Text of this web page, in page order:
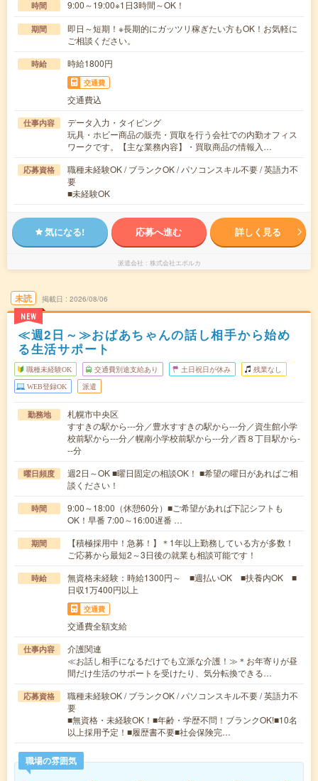
時間 9:00～19:00※1日3時間～OK！
期間
即日～短期！※長期的にガッツリ稼ぎたい方もOK！お気軽に
ご相談ください。
時給 時給1800円
交通費
交通費込
仕事内容
データ入力・タイピング
玩具・ホビー商品の販売・買取を行う会社での内勤オフィス
ワークです。【主な業務内容】・買取商品の情報入…
応募資格
職種未経験OK / ブランクOK / パソコンスキル不要 / 英語力不
要
■未経験OK
気になる! 応募へ進む 詳しく見る
派遣会社 株式会社エボルカ
未読
NEW
掲載日 2026/08/06
≪週2日～≫おばあちゃんの話し相手から始め
る生活サポート
職種未経験OK 交通費別途支給あり 土日祝日が休み 残業なし
WEB登録OK 派遣
勤務地
札幌市中央区
すすきの駅から---分／豊水すすきの駅から---分／資生館小学
校前駅から---分／幌南小学校前駅から---分／西８丁目駅から-
--分
曜日頻度
週2日～OK ■曜日固定の相談OK！ ■希望の曜日があればご相
談ください！
時間
9:00～18:00（休憩60分）■ご希望があれば下記シフトも
OK！早番 7:00～16:00遅番 …
期間
【積極採用中！急募！】＊1年以上勤務している方が多数！
ご応募から最短2～3日後の就業も相談可能です！
時給
無資格未経験：時給1300円～ ■週払いOK ■扶養内OK ■
日収1万400円以上
交通費
交通費全額支給
仕事内容
介護関連
≪お話し相手になるだけでも立派な介護！≫＊お年寄りが昼
間だけ生活のサポートを受けたり、気分転換できる…
応募資格
職種未経験OK / ブランクOK / パソコンスキル不要 / 英語力不
要
■無資格・未経験OK！■年齢・学歴不問！ブランクOK!■10名
以上採用予定！■履歴書不要■社会保険完…
職場の雰囲気